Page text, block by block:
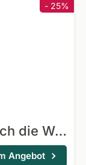
- 25%
Natürlich und Gesund durch die Wechseljahre
Angebot